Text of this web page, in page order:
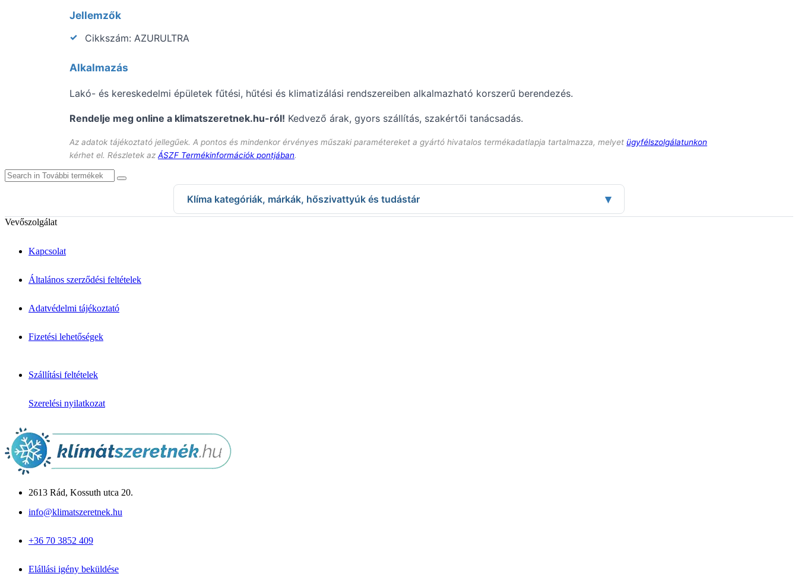
Jellemzők
Cikkszám: AZURULTRA
Alkalmazás
Lakó- és kereskedelmi épületek fűtési, hűtési és klimatizálási rendszereiben alkalmazható korszerű berendezés.
Rendelje meg online a klimatszeretnek.hu-ról! Kedvező árak, gyors szállítás, szakértői tanácsadás.
Az adatok tájékoztató jellegűek. A pontos és mindenkor érvényes műszaki paramétereket a gyártó hivatalos termékadatlapja tartalmazza, melyet ügyfélszolgálatunkon
kérhet el. Részletek az ÁSZF Termékinformációk pontjában.
Klíma kategóriák, márkák, hőszivattyúk és tudástár ▾
Klíma kategóriák
Mobil klímák
Légtisztítók
Klíma márkák
Mitsubishi klíma
Fujitsu klíma
Gree klíma
Midea klíma
Hőszivattyú
Monoblokkos
Split rendszerű
Csomagajánlatok
Panasonic Aquarea
Midea M-Thermal
Fujitsu Waterstage
Csendes hálószoba klíma
Blog cikkek
Vevőszolgálat
Kapcsolat
Általános szerződési feltételek
Adatvédelmi tájékoztató
Fizetési lehetőségek
Szállítási feltételek
Szerelési nyilatkozat
2613 Rád, Kossuth utca 20.
info@klimatszeretnek.hu
+36 70 3852 409
Elállási igény beküldése